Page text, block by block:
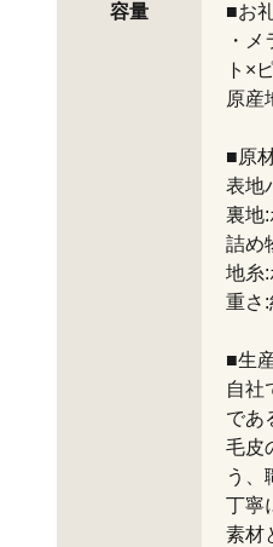
容量
■お
・
ト×
原産
■原
表地
裏地
詰め
地糸
重さ
■生
自社
であ
毛皮
う、
丁寧
素材